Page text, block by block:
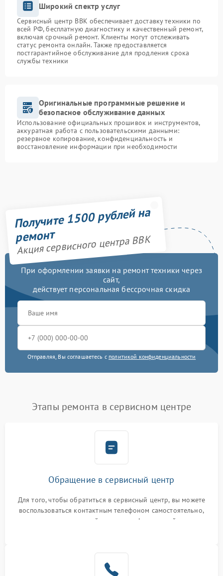
Широкий спектр услуг
Сервисный центр BBK обеспечивает доставку техники по
всей РФ, бесплатную диагностику и качественный ремонт,
включая срочный ремонт. Клиенты могут отслеживать
статус ремонта онлайн. Также предоставляется
постгарантийное обслуживание для продления срока
службы техники
Оригинальные программные решение и
безопасное обслуживание данных
Использование официальных прошивок и инструментов,
аккуратная работа с пользовательскими данными:
резервное копирование, конфиденциальность и
восстановление информации при необходимости
Получите 1500 рублей на
ремонт
Акция сервисного центра BBK
При оформлении заявки на ремонт техники через
сайт,
действует персональная бессрочная скидка
Отправляя, Вы соглашаетесь с политикой конфиденциальности
Этапы ремонта в сервисном центре
Обращение в сервисный центр
Для того, чтобы обратиться в сервисный центр, вы можете
воспользоваться контактным телефоном самостоятельно,
или оставить свой номер телефона на сайте